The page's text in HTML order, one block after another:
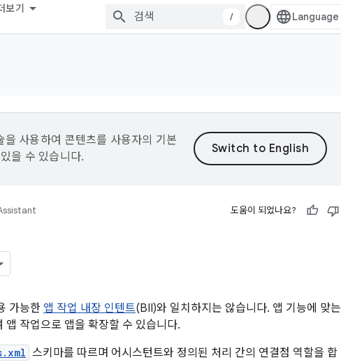
보기
/
사용하여 콘텐츠를 사용자의 기본
을 수 있습니다.
도움이 되었나요?
가능한 앱 작업 내장 인텐트(BII)와 일치하지는 않습니다. 앱 기능에 맞는
작업으로 앱을 확장할 수 있습니다.
스키마를 따르며 어시스턴트와 정의된 처리 간의 연결점 역할을 합